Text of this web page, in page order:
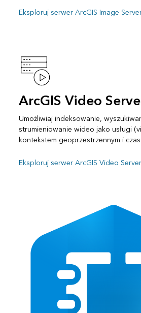
Eksploruj serwer ArcGIS Image
ArcGIS Video
Umożliwiaj indeksowanie,
strumieniowanie wideo jako usługi
kontekstem geoprzestrzennym i
Eksploruj serwer ArcGIS Video Server